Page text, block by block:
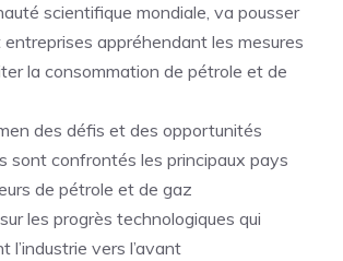
scientifique mondiale, va pousser
appréhendant les mesures
la consommation de pétrole et de
des défis et des opportunités
sont confrontés les principaux pays
de pétrole et de gaz
les progrès technologiques qui
l’industrie vers l’avant